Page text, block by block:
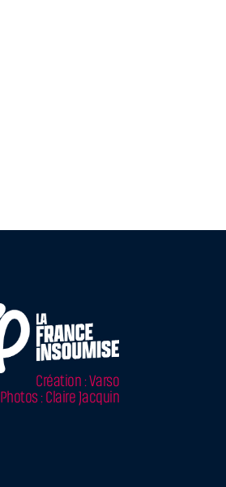
Création : Varso
Photos : Claire Jacquin